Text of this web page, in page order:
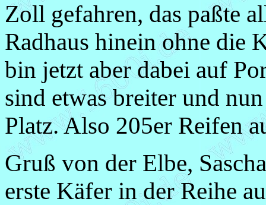
Zoll gefahren, das paßte
Radhaus hinein ohne die
bin jetzt aber dabei auf
sind etwas breiter und
Platz. Also 205er Reifen
Gruß von der Elbe,
erste Käfer in der Reihe